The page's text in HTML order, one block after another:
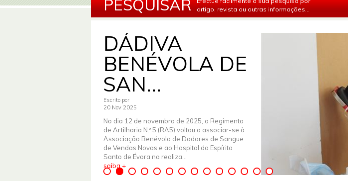
PESQUISAR
artigo, revista ou outras informações...
DÁDIVA
BENÉVOLA DE
SAN...
Escrito por
20 Nov 2025
No dia 12 de novembro de 2025, o Regimento
de Artilharia N.º 5 (RA5) voltou a associar-se à
Associação Benévola de Dadores de Sangue
de Vendas Novas e ao Hospital do Espírito
Santo de Évora na realiza...
saiba +